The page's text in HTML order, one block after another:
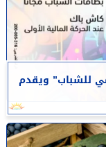
للشباب” ويقدم